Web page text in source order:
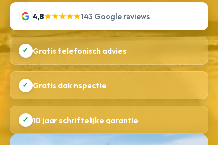
4,8★★★★★143 Google reviews
✓ Gratis telefonisch advies
✓ Gratis dakinspectie
✓ 10 jaar schriftelijke garantie